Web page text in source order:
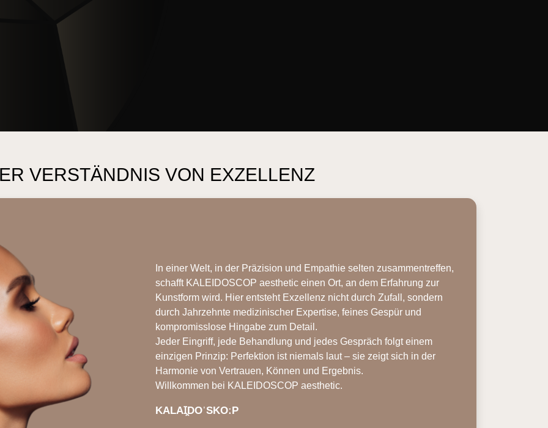
VERSTÄNDNIS VON EXZELLENZ
In einer Welt, in der Präzision und Empathie selten zusammentreffen,
schafft KALEIDOSCOP aesthetic einen Ort, an dem Erfahrung zur
Kunstform wird. Hier entsteht Exzellenz nicht durch Zufall, sondern
durch Jahrzehnte medizinischer Expertise, feines Gespür und
kompromisslose Hingabe zum Detail.
Jeder Eingriff, jede Behandlung und jedes Gespräch folgt einem
einzigen Prinzip: Perfektion ist niemals laut – sie zeigt sich in der
Harmonie von Vertrauen, Können und Ergebnis.
Willkommen bei KALEIDOSCOP aesthetic.
KALAꞮ̯DOˈSKOːP